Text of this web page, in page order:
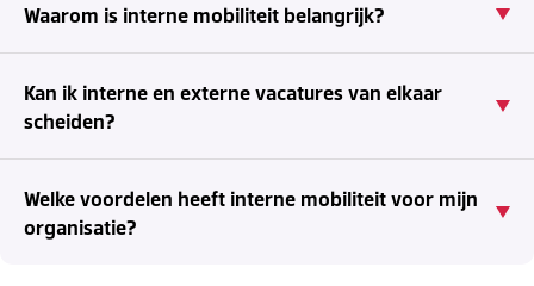
Waarom is interne mobiliteit belangrijk?
Kan ik interne en externe vacatures van elkaar
scheiden?
Welke voordelen heeft interne mobiliteit voor mijn
organisatie?